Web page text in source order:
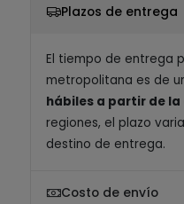
Plazos de entrega
El tiempo de entrega
metropolitana es de
hábiles a partir de
regiones, el plazo
destino de entrega.
Costo de envío